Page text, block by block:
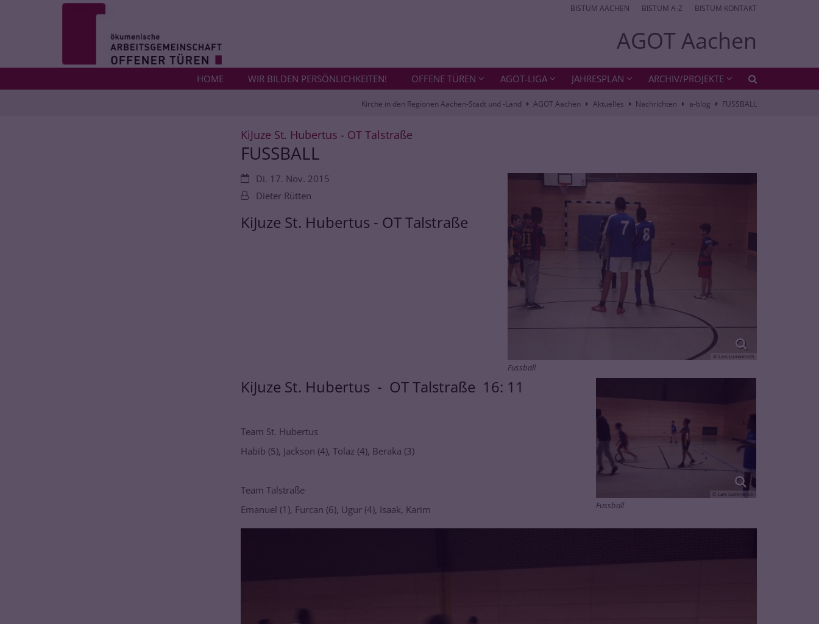
Zum Inhalt springen BISTUM AACHEN BISTUM A-Z BISTUM KONTAKT
AGOT Aachen
HOME WIR BILDEN PERSÖNLICHKEITEN! OFFENE TÜREN AGOT-LIGA JAHRESPLAN ARCHIV/PROJEKTE
Kirche in den Regionen Aachen-Stadt und -Land AGOT Aachen Aktuelles Nachrichten a-blog FUSSBALL
KiJuze St. Hubertus - OT Talstraße:
FUSSBALL
© Lars Lummerich
Fussball
Datum:Di. 17. Nov. 2015
Von:Dieter Rütten
KiJuze St. Hubertus - OT Talstraße
© Lars Lummerich
Fussball
KiJuze St. Hubertus - OT Talstraße 16: 11
Team St. Hubertus
Habib (5), Jackson (4), Tolaz (4), Beraka (3)
Team Talstraße
Emanuel (1), Furcan (6), Ugur (4), Isaak, Karim